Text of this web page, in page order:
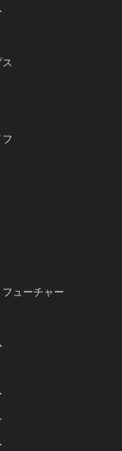
ューチャー